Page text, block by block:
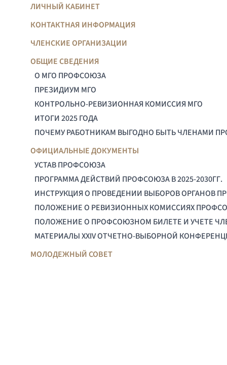
ЛИЧНЫЙ КАБИНЕТ
КОНТАКТНАЯ ИНФОРМАЦИЯ
ЧЛЕНСКИЕ ОРГАНИЗАЦИИ
ОБЩИЕ СВЕДЕНИЯ
О МГО ПРОФСОЮЗА
ПРЕЗИДИУМ МГО
КОНТРОЛЬНО-РЕВИЗИОННАЯ КОМИССИЯ МГО
ИТОГИ 2025 ГОДА
ПОЧЕМУ РАБОТНИКАМ ВЫГОДНО БЫТЬ ЧЛЕНАМИ
ОФИЦИАЛЬНЫЕ ДОКУМЕНТЫ
УСТАВ ПРОФСОЮЗА
ПРОГРАММА ДЕЙСТВИЙ ПРОФСОЮЗА В 2025-2030ГГ.
ИНСТРУКЦИЯ О ПРОВЕДЕНИИ ВЫБОРОВ ОРГАНОВ
ПОЛОЖЕНИЕ О РЕВИЗИОННЫХ КОМИССИЯХ
ПОЛОЖЕНИЕ О ПРОФСОЮЗНОМ БИЛЕТЕ И УЧЕТЕ
МАТЕРИАЛЫ XXIV ОТЧЕТНО-ВЫБОРНОЙ
МОЛОДЕЖНЫЙ СОВЕТ